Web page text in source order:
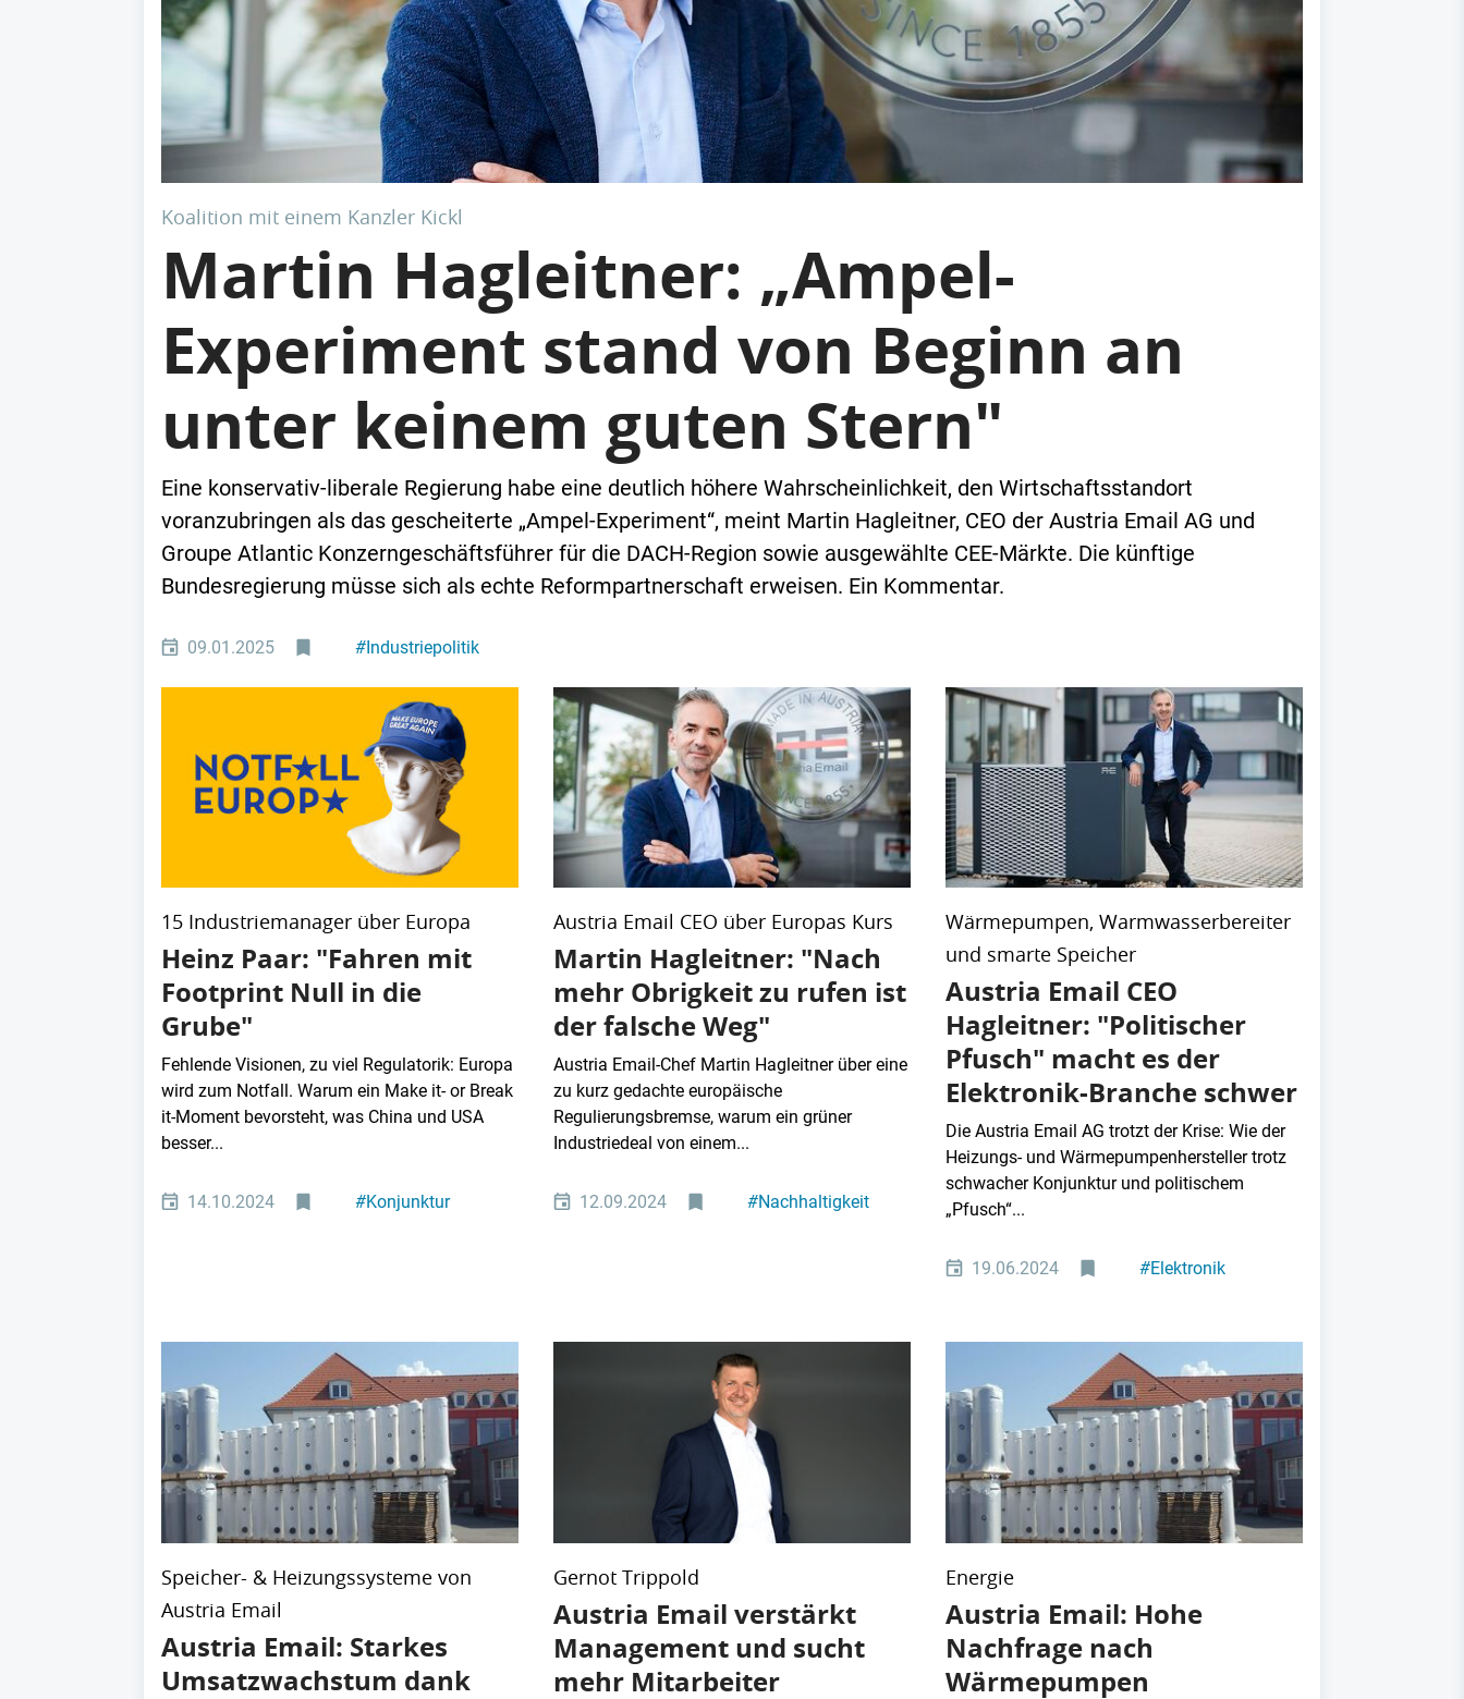
Koalition mit einem Kanzler Kickl
Martin Hagleitner: „Ampel-
Experiment stand von Beginn an
unter keinem guten Stern"
Eine konservativ-liberale Regierung habe eine deutlich höhere Wahrscheinlichkeit, den Wirtschaftsstandort
voranzubringen als das gescheiterte „Ampel-Experiment“, meint Martin Hagleitner, CEO der Austria Email AG und
Groupe Atlantic Konzerngeschäftsführer für die DACH-Region sowie ausgewählte CEE-Märkte. Die künftige
Bundesregierung müsse sich als echte Reformpartnerschaft erweisen. Ein Kommentar.
09.01.2025 #Industriepolitik
15 Industriemanager über Europa
Heinz Paar: "Fahren mit
Footprint Null in die
Grube"
Fehlende Visionen, zu viel Regulatorik: Europa
wird zum Notfall. Warum ein Make it- or Break
it-Moment bevorsteht, was China und USA
besser...
14.10.2024 #Konjunktur
Austria Email CEO über Europas Kurs
Martin Hagleitner: "Nach
mehr Obrigkeit zu rufen ist
der falsche Weg"
Austria Email-Chef Martin Hagleitner über eine
zu kurz gedachte europäische
Regulierungsbremse, warum ein grüner
Industriedeal von einem...
12.09.2024 #Nachhaltigkeit
Wärmepumpen, Warmwasserbereiter
und smarte Speicher
Austria Email CEO
Hagleitner: "Politischer
Pfusch" macht es der
Elektronik-Branche schwer
Die Austria Email AG trotzt der Krise: Wie der
Heizungs- und Wärmepumpenhersteller trotz
schwacher Konjunktur und politischem
„Pfusch“...
19.06.2024 #Elektronik
Speicher- & Heizungssysteme von
Austria Email
Austria Email: Starkes
Umsatzwachstum dank
Gernot Trippold
Austria Email verstärkt
Management und sucht
mehr Mitarbeiter
Energie
Austria Email: Hohe
Nachfrage nach
Wärmepumpen